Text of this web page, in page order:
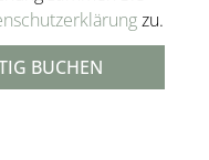
zu.
BUCHEN